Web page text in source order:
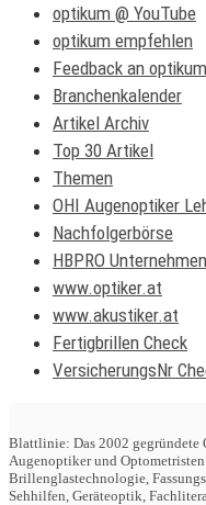
optikum @ YouTube
optikum empfehlen
Feedback an optikum
Branchenkalender
Artikel Archiv
Top 30 Artikel
Themen
OHI Augenoptiker
Nachfolgerbörse
HBPRO
www.optiker.at
www.akustiker.at
Fertigbrillen Check
VersicherungsNr
Blattlinie: Das 2002
Augenoptiker und
Brillenglastechnologie,
Sehhilfen, Geräteoptik,